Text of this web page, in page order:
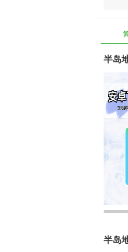
半岛
半岛